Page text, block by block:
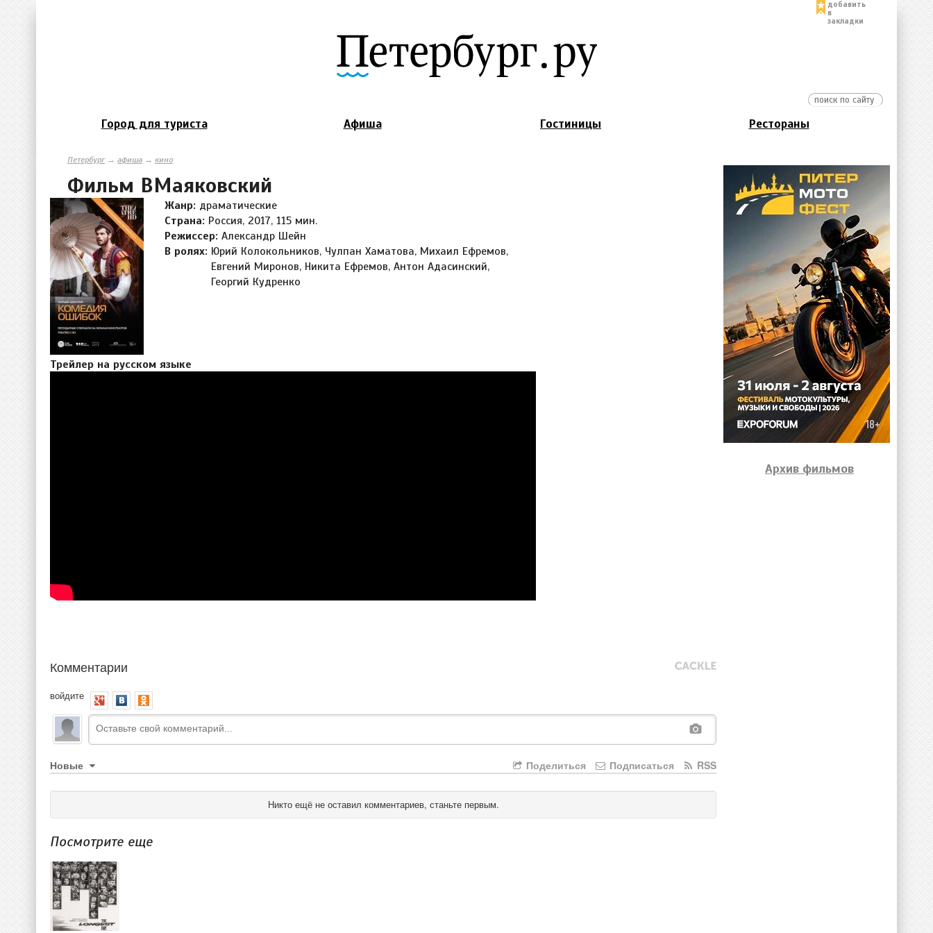
добавить
в
закладки
Город для туриста Афиша Гостиницы Рестораны
Петербург→ афиша → кино
Фильм ВМаяковский
Жанр: драматические
Страна: Россия, 2017, 115 мин.
Режиссер: Александр Шейн
В ролях: Юрий Колокольников, Чулпан Хаматова, Михаил Ефремов,
Евгений Миронов, Никита Ефремов, Антон Адасинский,
Георгий Кудренко
Трейлер на русском языке
Комментарии
войдите
Новые RSS
Подписаться
Поделиться
Никто ещё не оставил комментариев, станьте первым.
Посмотрите еще
Архив фильмов